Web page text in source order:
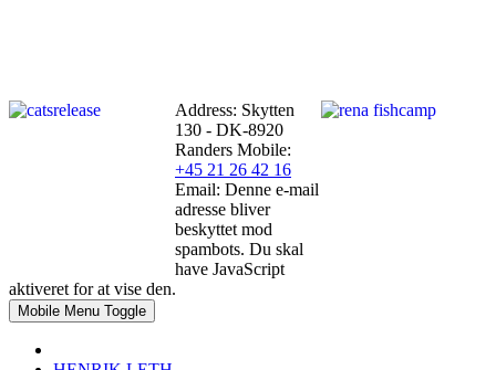
Address: Skytten
130 - DK-8920
Randers Mobile:
+45 21 26 42 16
Email: Denne e-mail
adresse bliver
beskyttet mod
spambots. Du skal
have JavaScript
aktiveret for at vise den.
Mobile Menu Toggle